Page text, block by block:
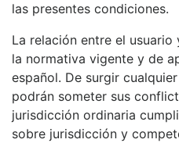
las presentes condiciones.
La relación entre el
la normativa vigente y de
español. De surgir
podrán someter sus
jurisdicción ordinaria
sobre jurisdicción y